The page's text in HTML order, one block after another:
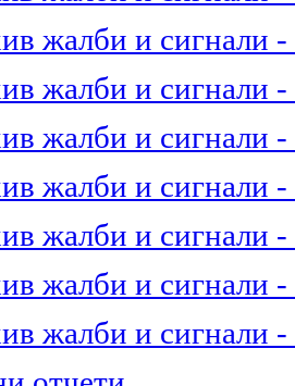
жалби и сигнали -
жалби и сигнали -
жалби и сигнали -
жалби и сигнали -
жалби и сигнали -
жалби и сигнали -
жалби и сигнали -